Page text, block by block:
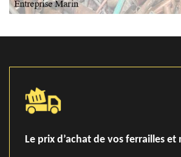
Le prix d’achat de vos ferrailles et